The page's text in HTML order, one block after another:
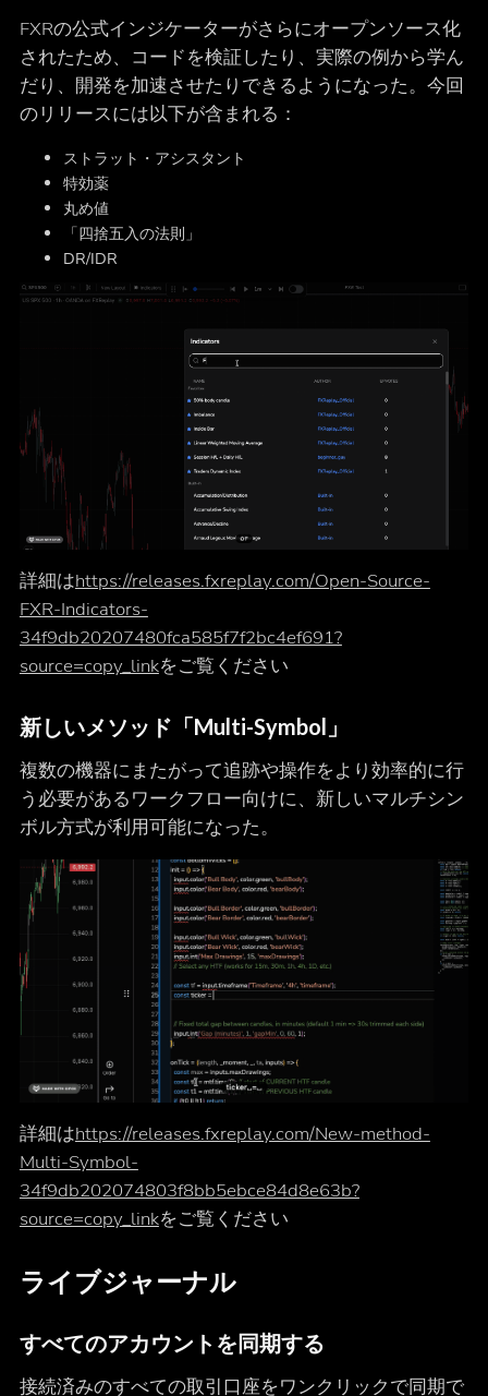
FXRの公式インジケーターがさらにオープンソース化
されたため、コードを検証したり、実際の例から学ん
だり、開発を加速させたりできるようになった。今回
のリリースには以下が含まれる：
ストラット・アシスタント
特効薬
丸め値
「四捨五入の法則」
DR/IDR
詳細はhttps://releases.fxreplay.com/Open-Source-
FXR-Indicators-
34f9db20207480fca585f7f2bc4ef691?
source=copy_linkをご覧ください
新しいメソッド「Multi-Symbol」
複数の機器にまたがって追跡や操作をより効率的に行
う必要があるワークフロー向けに、新しいマルチシン
ボル方式が利用可能になった。
詳細はhttps://releases.fxreplay.com/New-method-
Multi-Symbol-
34f9db202074803f8bb5ebce84d8e63b?
source=copy_linkをご覧ください
ライブジャーナル
すべてのアカウントを同期する
接続済みのすべての取引口座をワンクリックで同期で